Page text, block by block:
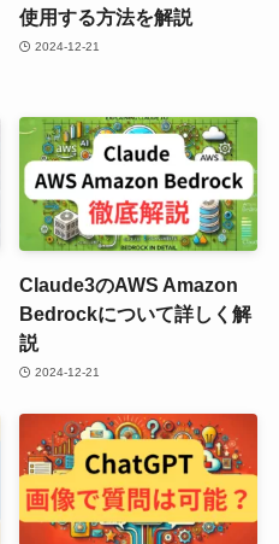
使用する方法を解説
2024-12-21
Claude3のAWS Amazon
Bedrockについて詳しく解
説
2024-12-21